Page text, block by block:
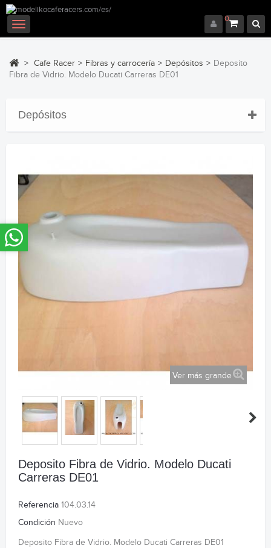
0
Navegación
Toggle
> Cafe Racer > Fibras y carrocería > Depósitos > Deposito
Fibra de Vidrio. Modelo Ducati Carreras DE01
Depósitos
Ver más grande
Deposito Fibra de Vidrio. Modelo Ducati
Carreras DE01
Referencia 104.03.14
Condición Nuevo
Deposito Fibra de Vidrio. Modelo Ducati Carreras DE01